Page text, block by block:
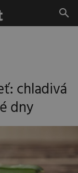
chladivá
dny